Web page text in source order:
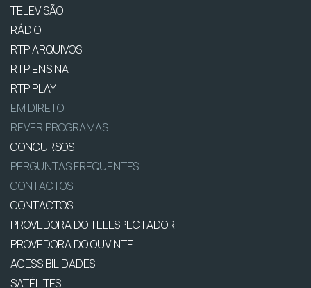
TELEVISÃO
RÁDIO
RTP ARQUIVOS
RTP ENSINA
RTP PLAY
EM DIRETO
REVER PROGRAMAS
CONCURSOS
PERGUNTAS FREQUENTES
CONTACTOS
CONTACTOS
PROVEDORA DO TELESPECTADOR
PROVEDORA DO OUVINTE
ACESSIBILIDADES
SATÉLITES